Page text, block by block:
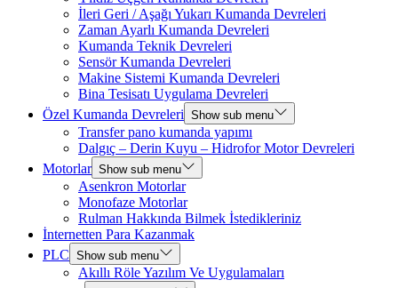
İleri Geri / Aşağı Yukarı Kumanda Devreleri
Zaman Ayarlı Kumanda Devreleri
Kumanda Teknik Devreleri
Sensör Kumanda Devreleri
Makine Sistemi Kumanda Devreleri
Bina Tesisatı Uygulama Devreleri
Özel Kumanda Devreleri Show sub menu
Transfer pano kumanda yapımı
Dalgıç – Derin Kuyu – Hidrofor Motor Devreleri
Motorlar Show sub menu
Asenkron Motorlar
Monofaze Motorlar
Rulman Hakkında Bilmek İstedikleriniz
İnternetten Para Kazanmak
PLC Show sub menu
Akıllı Röle Yazılım Ve Uygulamaları